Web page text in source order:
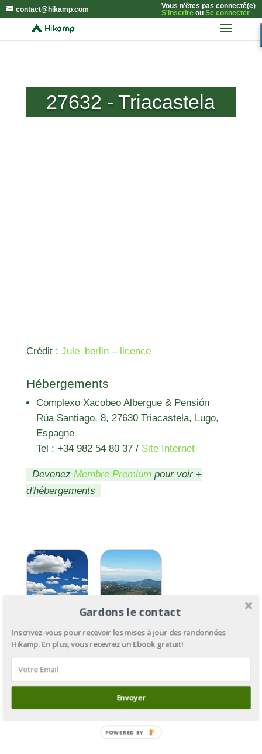
contact@hikamp.com
Vous n'êtes pas connecté(e)
S'inscrireou Se connecter
27632 - Triacastela
Crédit : Jule_berlin– licence
Hébergements
Complexo Xacobeo Albergue & Pensión
Rúa Santiago, 8, 27630 Triacastela, Lugo,
Espagne
Tel : +34 982 54 80 37/ Site Internet
Devenez Membre Premiumpour voir +
d'hébergements
Camino
Francés :
Camino
Francés,
à Saint-
Compostelle
Gardons le contact
Inscrivez-vous pour recevoir les mises à jour des randonnées
Hikamp. En plus, vous recevrez un Ebook gratuit!
Envoyer
POWERED BY